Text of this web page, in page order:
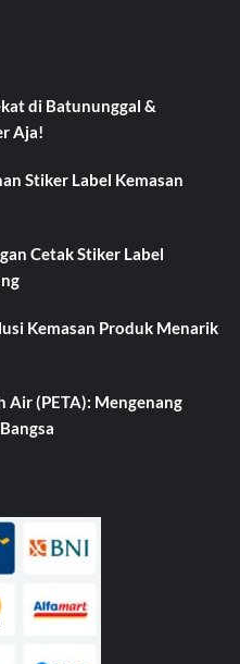
di Batununggal &
Aja!
Stiker Label Kemasan
Cetak Stiker Label
Kemasan Produk Menarik
Air (PETA): Mengenang